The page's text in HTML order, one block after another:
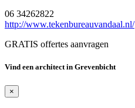
06 34262822
http://www.tekenbureauvandaal.nl/
GRATIS offertes aanvragen
Vind een architect in Grevenbicht
×